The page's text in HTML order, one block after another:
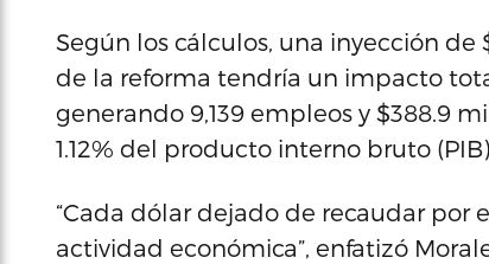
Según los cálculos, una inyección
de la reforma tendría un impacto
generando 9,139 empleos y $388.9
1.12% del producto interno bruto
“Cada dólar dejado de recaudar por
actividad económica”, enfatizó